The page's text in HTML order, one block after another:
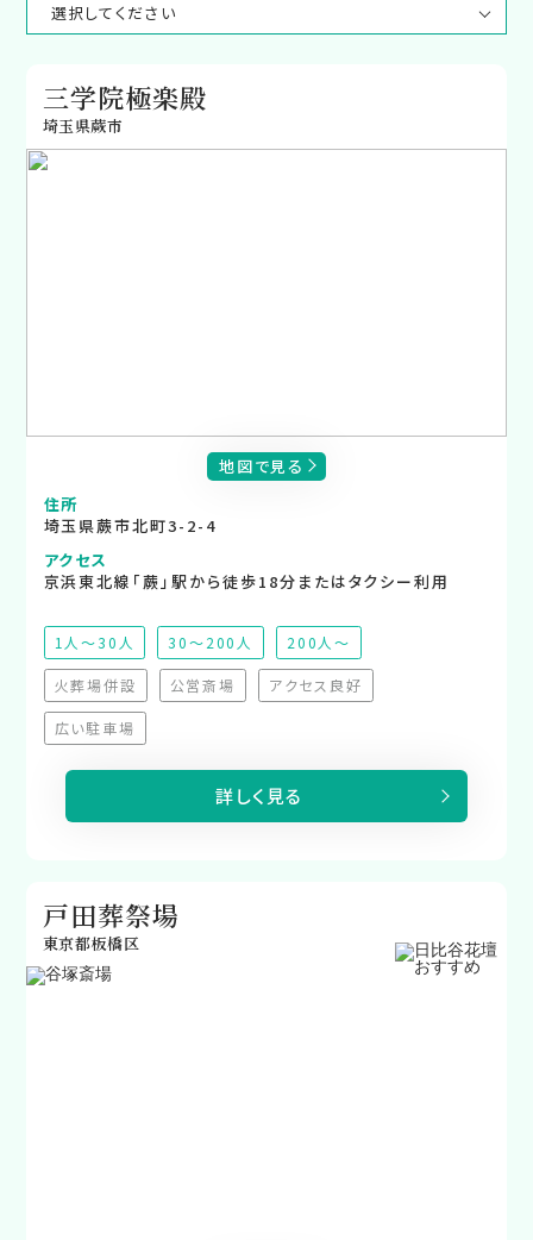
三学院極楽殿
埼玉県蕨市
地図で見る
住所
埼玉県蕨市北町3-2-4
アクセス
京浜東北線「蕨」駅から徒歩18分またはタクシー利用
1人～30人 30～200人 200人～
火葬場併設
（非対応）
公営斎場
（非対応）
アクセス良好
（非対応）
広い駐車場
（非対応）
詳しく見る
戸田葬祭場
東京都板橋区